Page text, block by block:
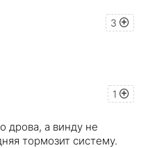
3
1
дрова, а винду не
тормозит систему.